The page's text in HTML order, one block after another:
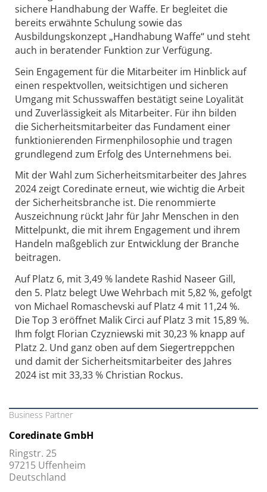
sichere Handhabung der Waffe. Er begleitet die
bereits erwähnte Schulung sowie das
Ausbildungskonzept „Handhabung Waffe“ und steht
auch in beratender Funktion zur Verfügung.
Sein Engagement für die Mitarbeiter im Hinblick auf
einen respektvollen, weitsichtigen und sicheren
Umgang mit Schusswaffen bestätigt seine Loyalität
und Zuverlässigkeit als Mitarbeiter. Für ihn bilden
die Sicherheitsmitarbeiter das Fundament einer
funktionierenden Firmenphilosophie und tragen
grundlegend zum Erfolg des Unternehmens bei.
Mit der Wahl zum Sicherheitsmitarbeiter des Jahres
2024 zeigt Coredinate erneut, wie wichtig die Arbeit
der Sicherheitsbranche ist. Die renommierte
Auszeichnung rückt Jahr für Jahr Menschen in den
Mittelpunkt, die mit ihrem Engagement und ihrem
Handeln maßgeblich zur Entwicklung der Branche
beitragen.
Auf Platz 6, mit 3,49 % landete Rashid Naseer Gill,
den 5. Platz belegt Uwe Wehrbach mit 5,82 %, gefolgt
von Michael Romaschevski auf Platz 4 mit 11,24 %.
Die Top 3 eröffnet Malik Circi auf Platz 3 mit 15,89 %.
Ihm folgt Florian Czyzniewski mit 30,23 % knapp auf
Platz 2. Und ganz oben auf dem Siegertreppchen
und damit der Sicherheitsmitarbeiter des Jahres
2024 ist mit 33,33 % Christian Rockus.
Business Partner
Coredinate GmbH
Ringstr. 25
97215 Uffenheim
Deutschland